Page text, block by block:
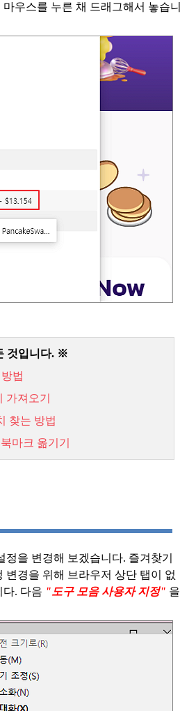
우스를 누른 채 드래그해서 놓습니
것입니다. ※
방법
가져오기
찾는 방법
북마크 옮기기
정을 변경해 보겠습니다. 즐겨찾기
변경을 위해 브라우저 상단 탭이 없
다. 다음 "도구 모음 사용자 지정" 을